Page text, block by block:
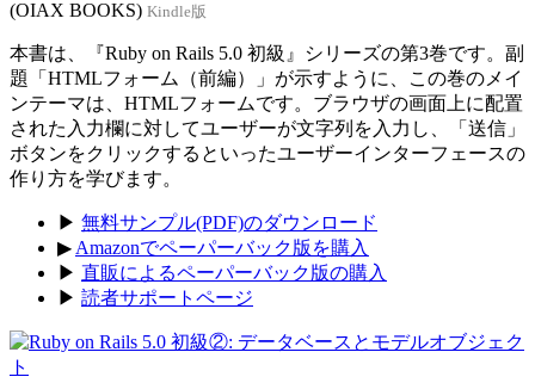
(OIAX BOOKS) Kindle版
本書は、『Ruby on Rails 5.0 初級』シリーズの第3巻です。副
題「HTMLフォーム（前編）」が示すように、この巻のメイ
ンテーマは、HTMLフォームです。ブラウザの画面上に配置
された入力欄に対してユーザーが文字列を入力し、「送信」
ボタンをクリックするといったユーザーインターフェースの
作り方を学びます。
▶ 無料サンプル(PDF)のダウンロード
▶ Amazonでペーパーバック版を購入
▶ 直販によるペーパーバック版の購入
▶ 読者サポートページ